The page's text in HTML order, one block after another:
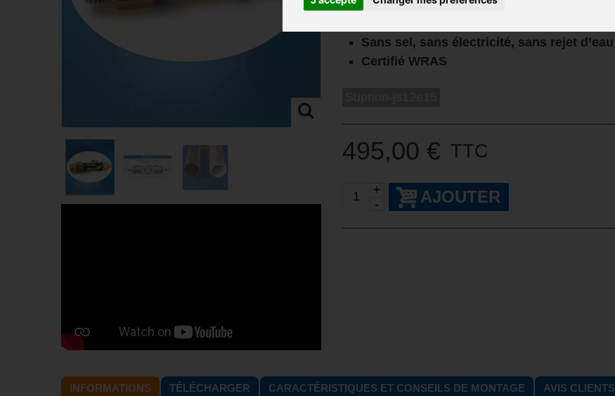
Actioncurative
Sans sel, sans électricité, sans rejet d’eau
Certifié WRAS
495,00 € TTC
-
+ AJOUTER
INFORMATIONS TÉLÉCHARGER CARACTÉRISTIQUES ET CONSEILS DE MONTAGE AVIS CLIENTS